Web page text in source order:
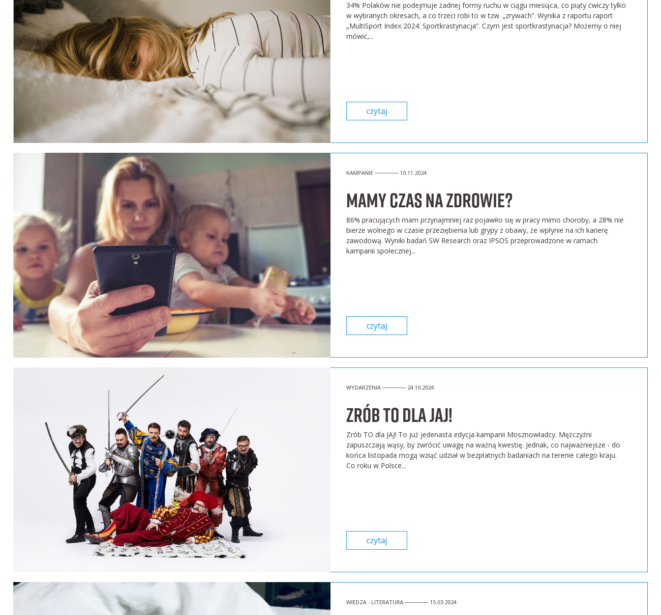
34% Polaków nie podejmuje żadnej formy ruchu w ciągu miesiąca, co piąty ćwiczy tylko
w wybranych okresach, a co trzeci robi to w tzw. „zrywach”. Wynika z raportu raport
„MultiSport Index 2024: Sportkrastynacja”. Czym jest sportkrastynacja? Możemy o niej
mówić,...
czytaj
KAMPANIE ────── 10.11.2024
MAMY czas na zdrowie?
86% pracujących mam przynajmniej raz pojawiło się w pracy mimo choroby, a 28% nie
bierze wolnego w czasie przeziębienia lub grypy z obawy, że wpłynie na ich karierę
zawodową. Wyniki badań SW Research oraz IPSOS przeprowadzone w ramach
kampanii społecznej...
czytaj
WYDARZENIA ────── 24.10.2024
Zrób TO dla JAJ!
Zrób TO dla JAJ! To już jedenasta edycja kampanii Mosznowładcy. Mężczyźni
zapuszczają wąsy, by zwrócić uwagę na ważną kwestię. Jednak, co najważniejsze - do
końca listopada mogą wziąć udział w bezpłatnych badaniach na terenie całego kraju.
Co roku w Polsce...
czytaj
WIEDZA - LITERATURA ────── 15.03.2024